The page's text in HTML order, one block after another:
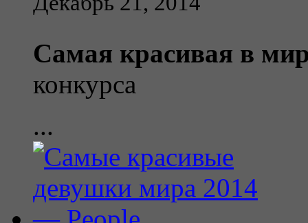
Самая красивая в
конкурса
...